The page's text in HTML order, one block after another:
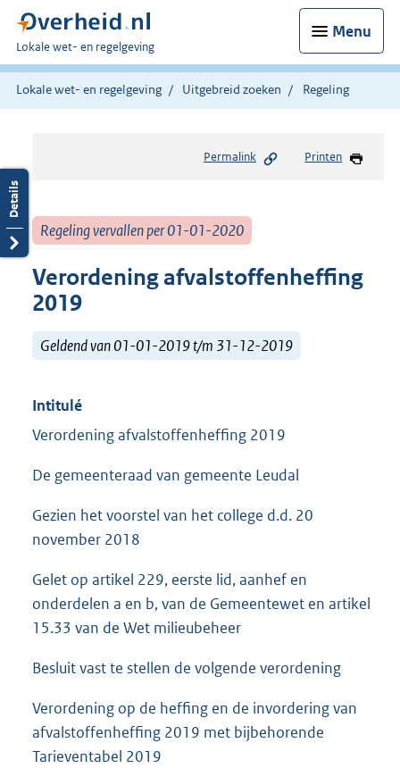
Menu
U
bent
hier:
Lokale wet- en regelgeving
Lokale wet- en regelgeving Uitgebreid zoeken Regeling
Permalink Printen
Regeling vervallen per 01-01-2020
Verordening afvalstoffenheffing
2019
Geldend van 01-01-2019 t/m 31-12-2019
Intitulé
Verordening afvalstoffenheffing 2019
De gemeenteraad van gemeente Leudal
Gezien het voorstel van het college d.d. 20
november 2018
Gelet op artikel 229, eerste lid, aanhef en
onderdelen a en b, van de Gemeentewet en artikel
15.33 van de Wet milieubeheer
Besluit vast te stellen de volgende verordening
Verordening op de heffing en de invordering van
afvalstoffenheffing 2019 met bijbehorende
Tarieventabel 2019